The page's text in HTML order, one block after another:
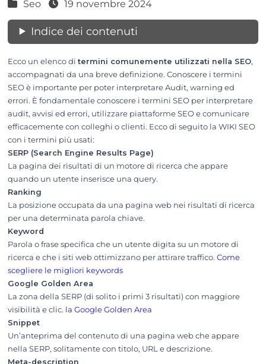
Seo 19 novembre 2024
Indice dei contenuti
Ecco un elenco ditermini comunemente utilizzati nella SEO,
accompagnati da una breve definizione. Conoscere i termini
SEO è importante per poter interpretare Audit, warning ed
errori. È fondamentale conoscere i termini SEO per interpretare
audit, avvisi ed errori, utilizzare piattaforme SEO e comunicare
efficacemente con colleghi o clienti. Ecco di seguito la WIKI SEO
con i termini più usati:
SERP (Search Engine Results Page)
La pagina dei risultati di un motore di ricerca che appare
quando un utente inserisce una query.
Ranking
La posizione occupata da una pagina web nei risultati di ricerca
per una determinata parola chiave.
Keyword
Parola o frase specifica che un utente digita su un motore di
ricerca e che i siti web ottimizzano per attirare traffico. Come
scegliere le migliori keywords
Google Golden Area
La zona della SERP (di solito i primi 3 risultati) con maggiore
visibilità e clic. la Google Golden Area
Snippet
Un’anteprima del contenuto di una pagina web che appare
nella SERP, solitamente con titolo, URL e descrizione.
Meta-description